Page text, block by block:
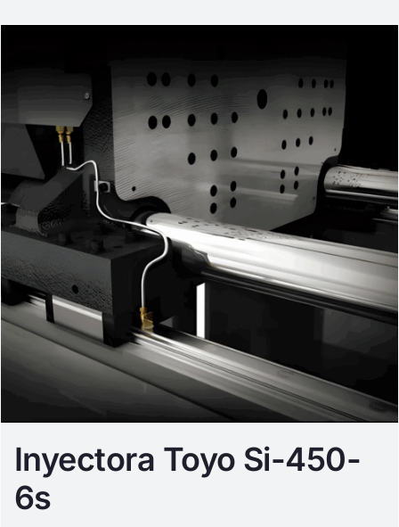
Inyectora Toyo Si-450-
6s